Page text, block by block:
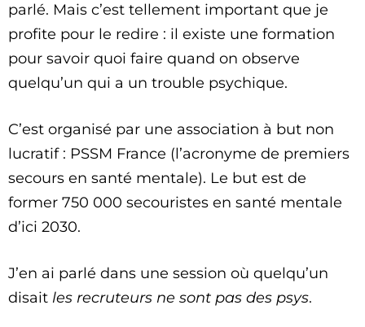
parlé. Mais c’est tellement important que je
profite pour le redire : il existe une formation
pour savoir quoi faire quand on observe
quelqu’un qui a un trouble psychique.
C’est organisé par une association à but non
lucratif : PSSM France (l’acronyme de premiers
secours en santé mentale). Le but est de
former 750 000 secouristes en santé mentale
d’ici 2030.
J’en ai parlé dans une session où quelqu’un
disait les recruteurs ne sont pas des psys.